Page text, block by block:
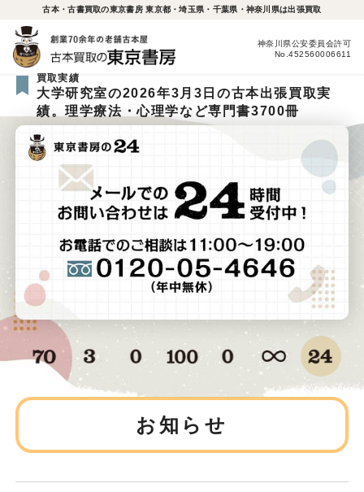
古本・古書買取の東京書房 東京都・埼玉県・千葉県・神奈川県は出張買取
神奈川県公安委員会許可
No.452560006611
買取実績
大学研究室の2026年3月3日の古本出張買取実
績。理学療法・心理学など専門書3700冊
お知らせ